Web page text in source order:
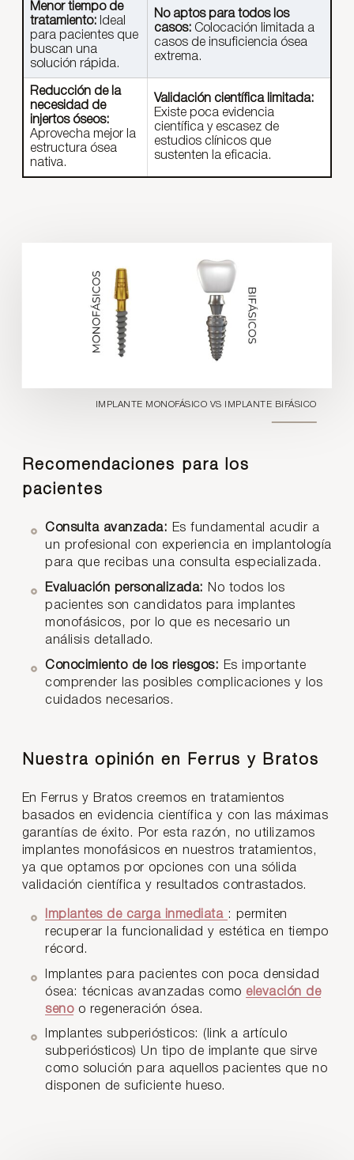
Menor tiempo de
tratamiento: Ideal
para pacientes que
buscan una
solución rápida.
No aptos para todos los
casos: Colocación limitada a
casos de insuficiencia ósea
extrema.
Reducción de la
necesidad de
injertos óseos:
Aprovecha mejor la
estructura ósea
nativa.
Validación científica limitada:
Existe poca evidencia
científica y escasez de
estudios clínicos que
sustenten la eficacia.
IMPLANTE MONOFÁSICO VS IMPLANTE BIFÁSICO
Recomendaciones para los
pacientes
Consulta avanzada: Es fundamental acudir a
un profesional con experiencia en implantología
para que recibas una consulta especializada.
Evaluación personalizada: No todos los
pacientes son candidatos para implantes
monofásicos, por lo que es necesario un
análisis detallado.
Conocimiento de los riesgos: Es importante
comprender las posibles complicaciones y los
cuidados necesarios.
Nuestra opinión en Ferrus y Bratos
En Ferrus y Bratos creemos en tratamientos
basados en evidencia científica y con las máximas
garantías de éxito. Por esta razón, no utilizamos
implantes monofásicos en nuestros tratamientos,
ya que optamos por opciones con una sólida
validación científica y resultados contrastados.
Implantes de carga inmediata : permiten
recuperar la funcionalidad y estética en tiempo
récord.
Implantes para pacientes con poca densidad
ósea: técnicas avanzadas como elevación de
senoo regeneración ósea.
Implantes subperiósticos: (link a artículo
subperiósticos) Un tipo de implante que sirve
como solución para aquellos pacientes que no
disponen de suficiente hueso.